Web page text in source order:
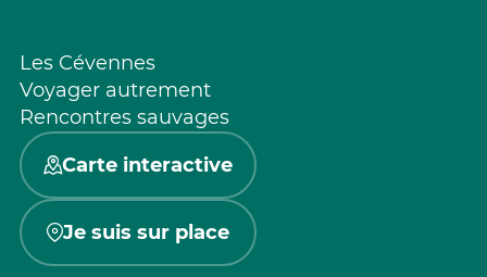
Les Cévennes
Voyager autrement
Rencontres sauvages
Carte interactive
Je suis sur place